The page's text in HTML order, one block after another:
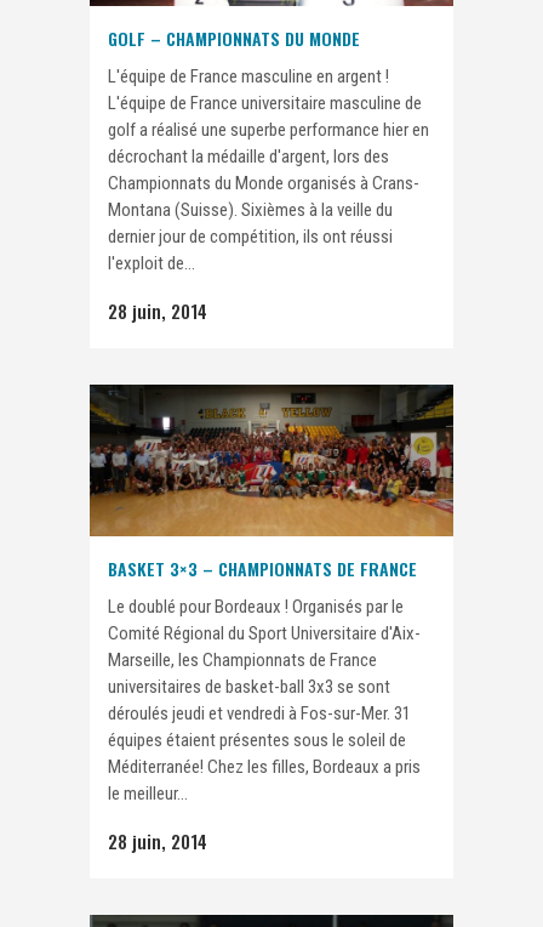
GOLF – CHAMPIONNATS DU MONDE
L'équipe de France masculine en argent !
L'équipe de France universitaire masculine de
golf a réalisé une superbe performance hier en
décrochant la médaille d'argent, lors des
Championnats du Monde organisés à Crans-
Montana (Suisse). Sixièmes à la veille du
dernier jour de compétition, ils ont réussi
l'exploit de...
28 juin, 2014
BASKET 3×3 – CHAMPIONNATS DE FRANCE
Le doublé pour Bordeaux ! Organisés par le
Comité Régional du Sport Universitaire d'Aix-
Marseille, les Championnats de France
universitaires de basket-ball 3x3 se sont
déroulés jeudi et vendredi à Fos-sur-Mer. 31
équipes étaient présentes sous le soleil de
Méditerranée! Chez les filles, Bordeaux a pris
le meilleur...
28 juin, 2014